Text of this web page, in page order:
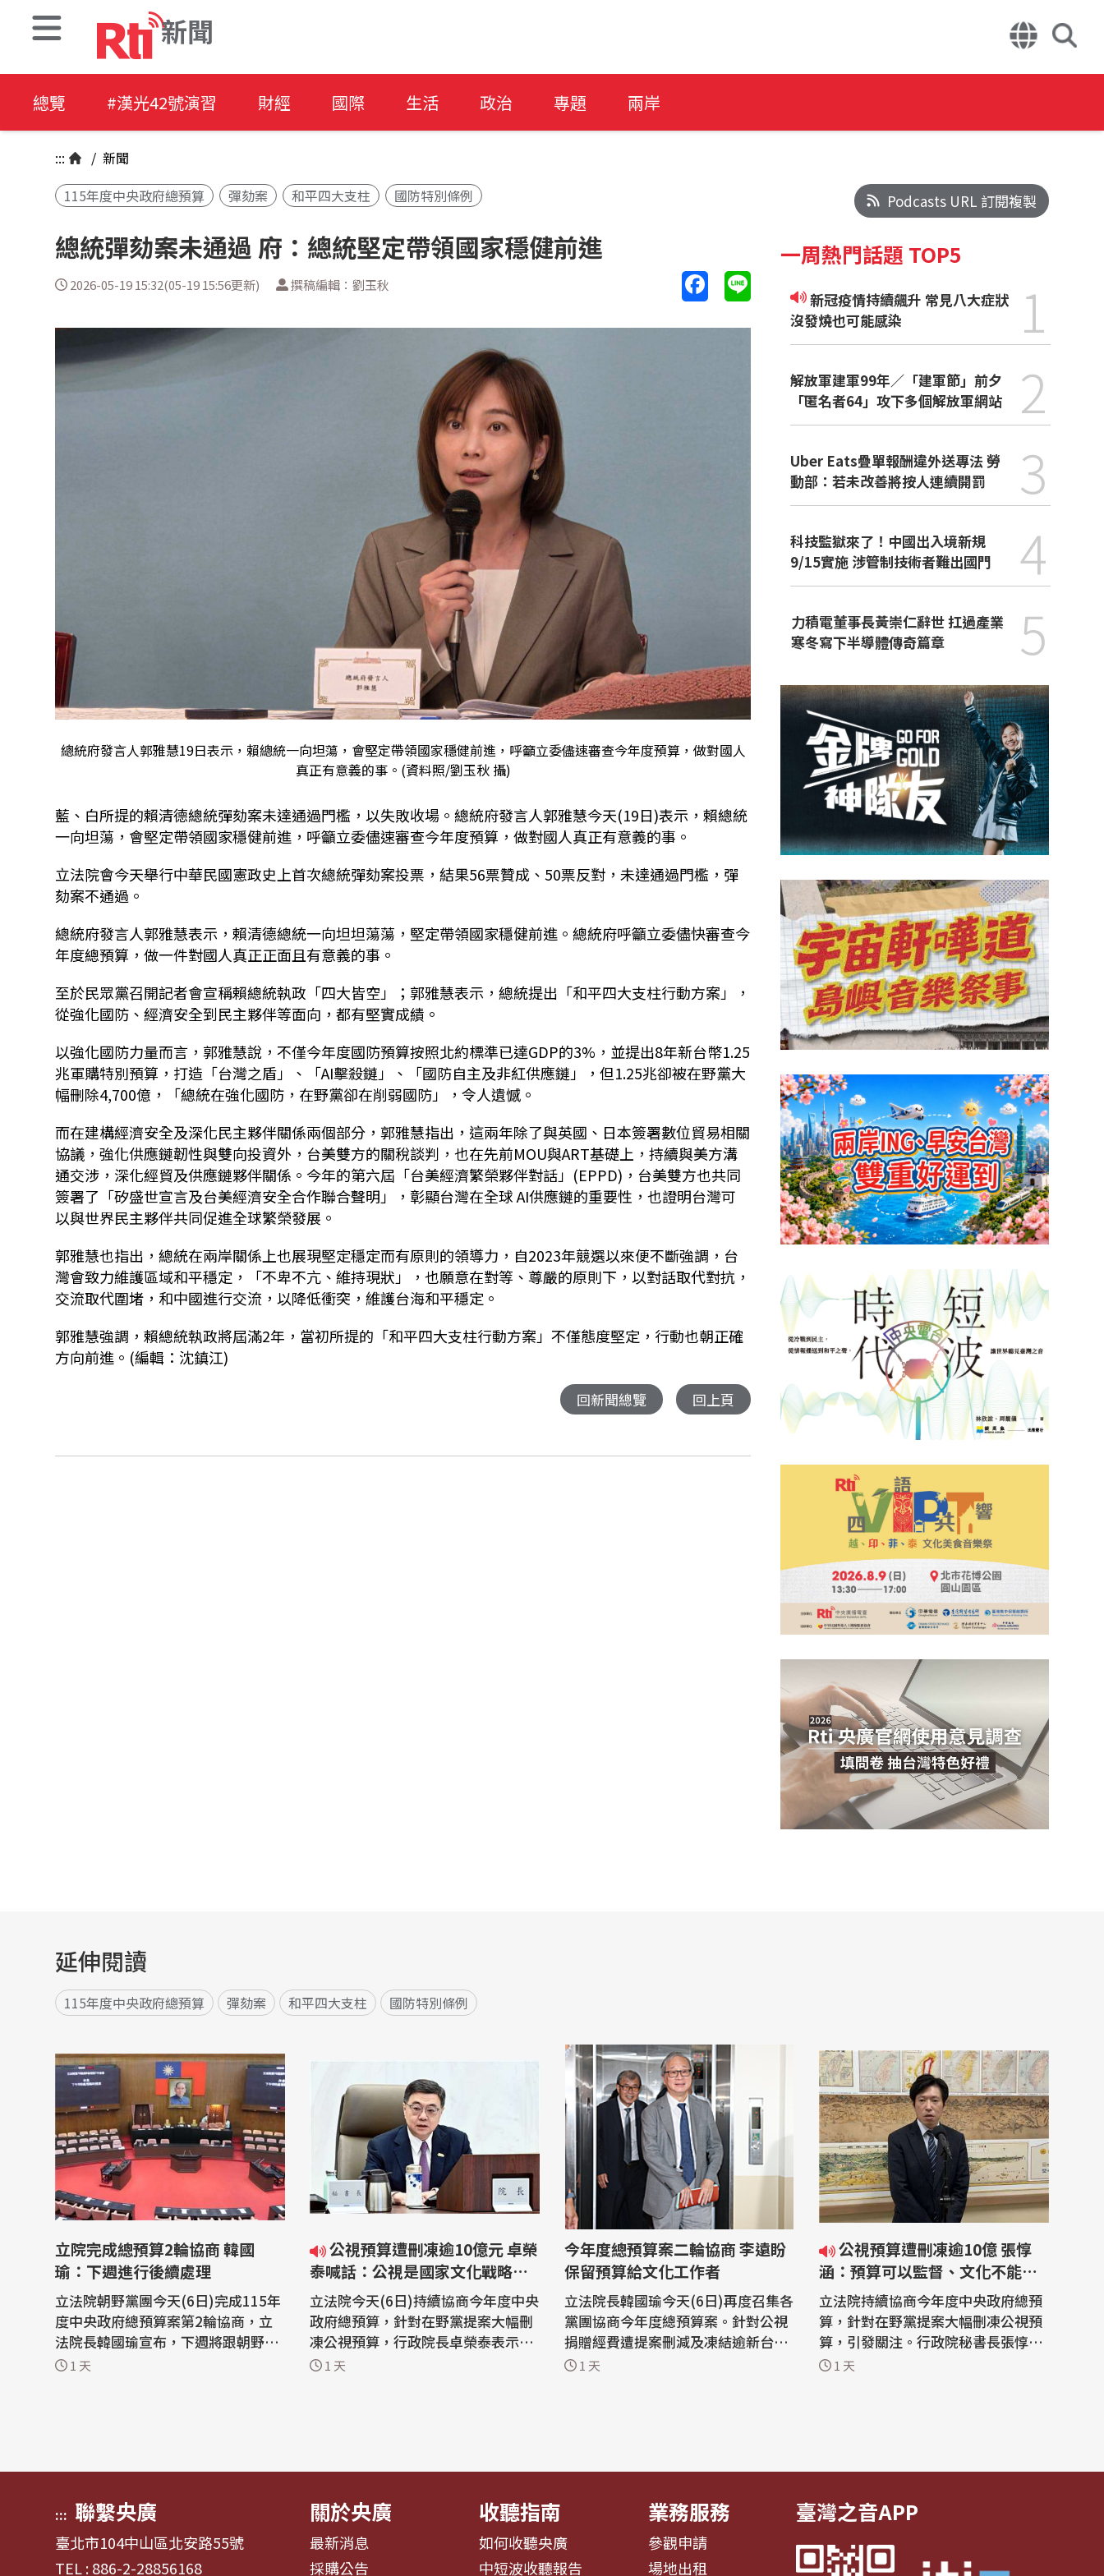
新聞
總覽 #漢光42號演習 財經 國際 生活 政治 專題 兩岸
::: / 新聞
115年度中央政府總預算
彈劾案 和平四大支柱 國防特別條例
總統彈劾案未通過 府：總統堅定帶領國家穩健前進
2026-05-19 15:32(05-19 15:56更新) 撰稿編輯：劉玉秋
總統府發言人郭雅慧19日表示，賴總統一向坦蕩，會堅定帶領國家穩健前進，呼籲立委儘速審查今年度預算，做對國人
真正有意義的事。(資料照/劉玉秋 攝)
藍、白所提的賴清德總統彈劾案未達通過門檻，以失敗收場。總統府發言人郭雅慧今天(19日)表示，賴總統
一向坦蕩，會堅定帶領國家穩健前進，呼籲立委儘速審查今年度預算，做對國人真正有意義的事。
立法院會今天舉行中華民國憲政史上首次總統彈劾案投票，結果56票贊成、50票反對，未達通過門檻，彈
劾案不通過。
總統府發言人郭雅慧表示，賴清德總統一向坦坦蕩蕩，堅定帶領國家穩健前進。總統府呼籲立委儘快審查今
年度總預算，做一件對國人真正正面且有意義的事。
至於民眾黨召開記者會宣稱賴總統執政「四大皆空」；郭雅慧表示，總統提出「和平四大支柱行動方案」，
從強化國防、經濟安全到民主夥伴等面向，都有堅實成績。
以強化國防力量而言，郭雅慧說，不僅今年度國防預算按照北約標準已達GDP的3%，並提出8年新台幣1.25
兆軍購特別預算，打造「台灣之盾」、「AI擊殺鏈」、「國防自主及非紅供應鏈」，但1.25兆卻被在野黨大
幅刪除4,700億，「總統在強化國防，在野黨卻在削弱國防」，令人遺憾。
而在建構經濟安全及深化民主夥伴關係兩個部分，郭雅慧指出，這兩年除了與英國、日本簽署數位貿易相關
協議，強化供應鏈韌性與雙向投資外，台美雙方的關稅談判，也在先前MOU與ART基礎上，持續與美方溝
通交涉，深化經貿及供應鏈夥伴關係。今年的第六屆「台美經濟繁榮夥伴對話」(EPPD)，台美雙方也共同
簽署了「矽盛世宣言及台美經濟安全合作聯合聲明」，彰顯台灣在全球 AI供應鏈的重要性，也證明台灣可
以與世界民主夥伴共同促進全球繁榮發展。
郭雅慧也指出，總統在兩岸關係上也展現堅定穩定而有原則的領導力，自2023年競選以來便不斷強調，台
灣會致力維護區域和平穩定，「不卑不亢、維持現狀」，也願意在對等、尊嚴的原則下，以對話取代對抗，
交流取代圍堵，和中國進行交流，以降低衝突，維護台海和平穩定。
郭雅慧強調，賴總統執政將屆滿2年，當初所提的「和平四大支柱行動方案」不僅態度堅定，行動也朝正確
方向前進。(編輯：沈鎮江)
回新聞總覽 回上頁
Podcasts URL 訂閱複製
一周熱門話題 TOP5
新冠疫情持續飆升 常見八大症狀
沒發燒也可能感染
1
解放軍建軍99年／「建軍節」前夕
「匿名者64」攻下多個解放軍網站
2
Uber Eats疊單報酬違外送專法 勞
動部：若未改善將按人連續開罰
3
科技監獄來了！中國出入境新規
9/15實施 涉管制技術者難出國門
4
力積電董事長黃崇仁辭世 扛過產業
寒冬寫下半導體傳奇篇章
5
延伸閱讀
115年度中央政府總預算 彈劾案 和平四大支柱 國防特別條例
立院完成總預算2輪協商 韓國
瑜：下週進行後續處理
立法院朝野黨團今天(6日)完成115年
度中央政府總預算案第2輪協商，立
法院長韓國瑜宣布，下週將跟朝野黨
團確認，並視情況進行後續處理，看
1 天
公視預算遭刪凍逾10億元 卓榮
泰喊話：公視是國家文化戰略關
鍵角色
立法院今天(6日)持續協商今年度中央
政府總預算，針對在野黨提案大幅刪
凍公視預算，行政院長卓榮泰表示，
公共媒體是國家文化韌性及影視產業
1 天
今年度總預算案二輪協商 李遠盼
保留預算給文化工作者
立法院長韓國瑜今天(6日)再度召集各
黨團協商今年度總預算案。針對公視
捐贈經費遭提案刪減及凍結逾新台幣
10億元，文化部長李遠表示，感謝各
1 天
公視預算遭刪凍逾10億 張惇
涵：預算可以監督、文化不能被
清算
立法院持續協商今年度中央政府總預
算，針對在野黨提案大幅刪凍公視預
算，引發關注。行政院秘書長張惇涵
今天(6日)受訪時表示，預算可以監
1 天
::: 聯繫央廣
臺北市104中山區北安路55號
TEL : 886-2-28856168
關於央廣
最新消息
採購公告
收聽指南
如何收聽央廣
中短波收聽報告
業務服務
參觀申請
場地出租
臺灣之音APP